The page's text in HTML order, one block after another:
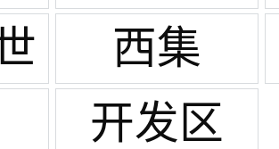
西集
开发区